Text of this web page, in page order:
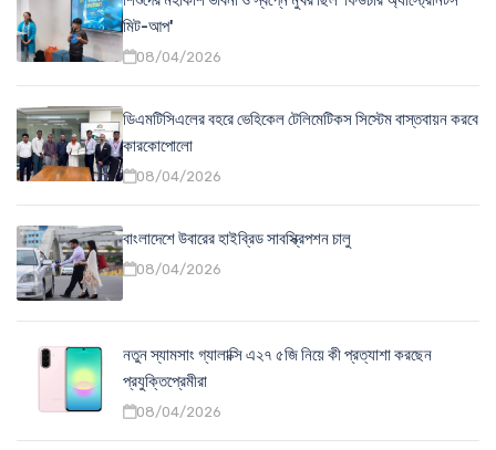
মিট-আপ'
08/04/2026
ডিএমটিসিএলের বহরে ভেহিকেল টেলিমেটিকস সিস্টেম বাস্তবায়ন করবে
কারকোপোলো
08/04/2026
বাংলাদেশে উবারের হাইব্রিড সাবস্ক্রিপশন চালু
08/04/2026
নতুন স্যামসাং গ্যালাক্সি এ২৭ ৫জি নিয়ে কী প্রত্যাশা করছেন
প্রযুক্তিপ্রেমীরা
08/04/2026